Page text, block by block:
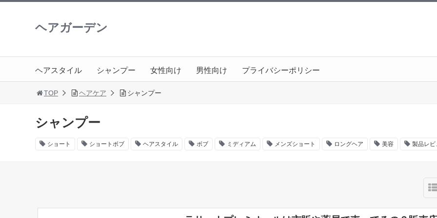
ヘアガーデン
ヘアスタイル シャンプー 女性向け 男性向け プライバシーポリシー
TOP ヘアケア シャンプー
シャンプー
ショート ショートボブ ヘアスタイル ボブ ミディアム メンズショート ロングヘア 美容 製品レビ